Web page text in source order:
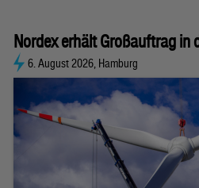
Nordex erhält Großauftrag in
6. August 2026, Hamburg